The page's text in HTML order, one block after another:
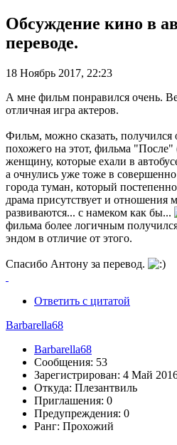
Обсуждение кино в
переводе.
18 Ноябрь 2017, 22:23
А мне фильм понравился очень.
отличная игра актеров.
Фильм, можно сказать, получился
похожего на этот, фильма
женщину, которые ехали в
а очнулись уже тоже в
города туман, который
драма присутствует и отношения
развиваются... с намеком как бы...
фильма более логичным
эндом в отличие от этого.
Спасибо Антону за перевод.
Ответить с цитатой
Barbarella68
Barbarella68
Сообщения: 53
Зарегистрирован: 4 Май
Откуда: Плезантвиль
Приглашения: 0
Предупреждения: 0
Ранг: Прохожий